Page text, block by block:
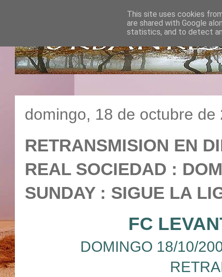
domingo, 18 de octubre de
RETRANSMISION EN
REAL SOCIEDAD :
SUNDAY : SIGUE LA
FC
DOMINGO 18/10/
This site uses cookies
are shared with Google
statistics, and to detect